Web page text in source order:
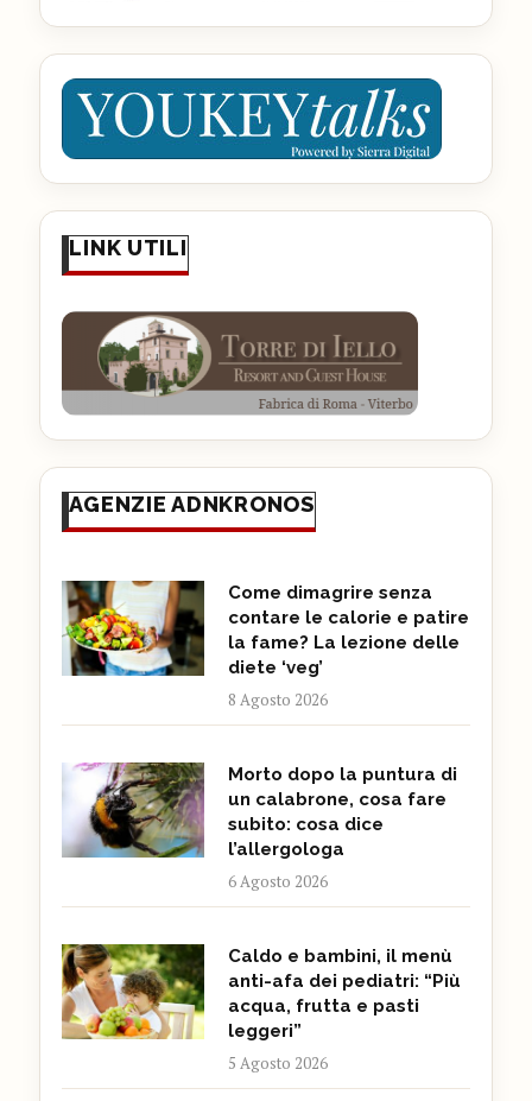
LINK UTILI
AGENZIE ADNKRONOS
Come dimagrire senza
contare le calorie e patire
la fame? La lezione delle
diete ‘veg’
8 Agosto 2026
Morto dopo la puntura di
un calabrone, cosa fare
subito: cosa dice
l’allergologa
6 Agosto 2026
Caldo e bambini, il menù
anti-afa dei pediatri: “Più
acqua, frutta e pasti
leggeri”
5 Agosto 2026